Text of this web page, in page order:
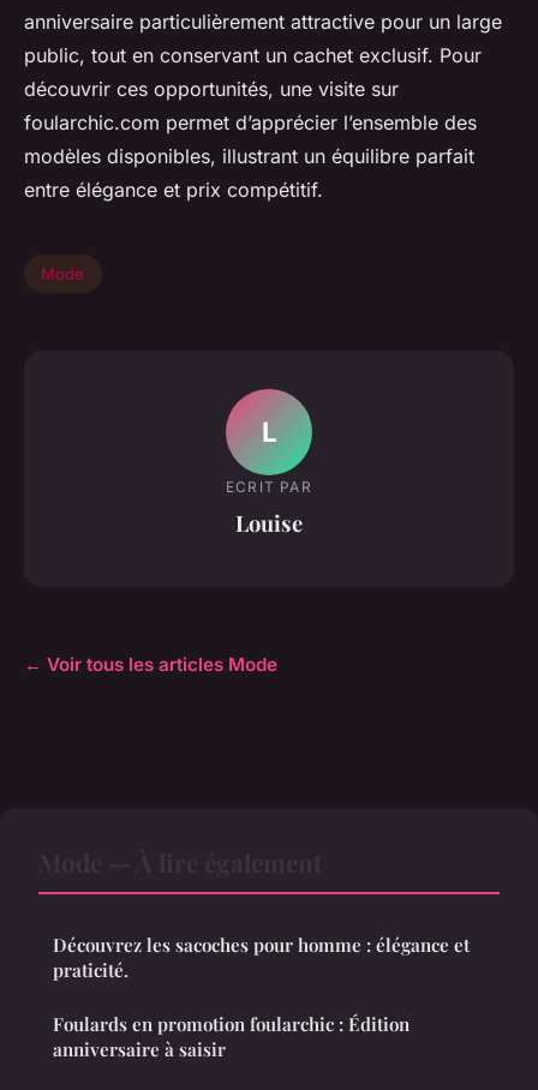
anniversaire particulièrement attractive pour un large
public, tout en conservant un cachet exclusif. Pour
découvrir ces opportunités, une visite sur
foularchic.com permet d’apprécier l’ensemble des
modèles disponibles, illustrant un équilibre parfait
entre élégance et prix compétitif.
Mode
L
ECRIT PAR
Louise
← Voir tous les articles Mode
Découvrez les sacoches pour homme : élégance et
praticité.
Foulards en promotion foularchic : Édition
anniversaire à saisir